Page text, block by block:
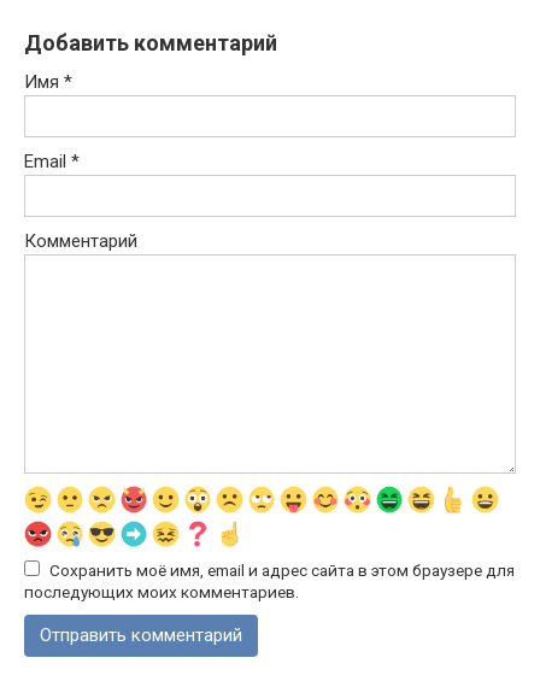
Добавить комментарий
Имя *
Email *
Комментарий
Сохранить моё имя, email и адрес сайта в этом браузере для
последующих моих комментариев.